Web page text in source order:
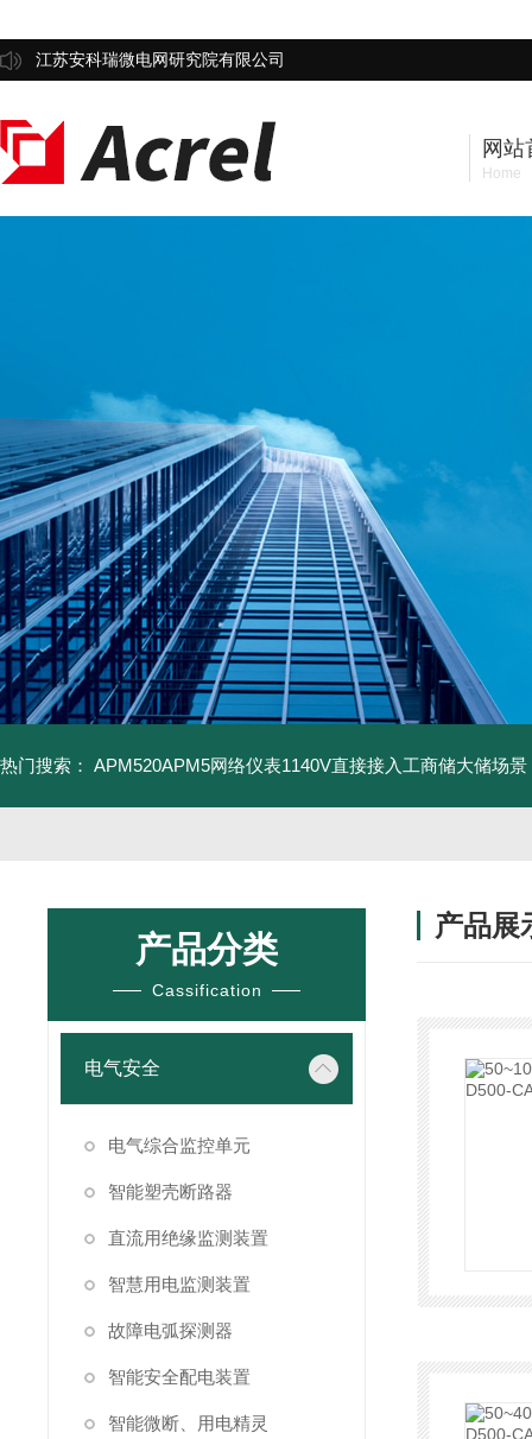
江苏安科瑞微电网研究院有限公司
网站
Home
热门搜索： APM520APM5网络仪表1140V直接接入工商储大储场景
产品分类
Cassification
电气安全
电气综合监控单元
智能塑壳断路器
直流用绝缘监测装置
智慧用电监测装置
故障电弧探测器
智能安全配电装置
智能微断、用电精灵
产品展